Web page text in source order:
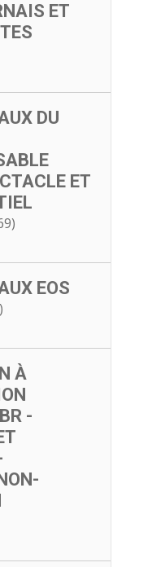
ET
DU
ET
EOS
À
-